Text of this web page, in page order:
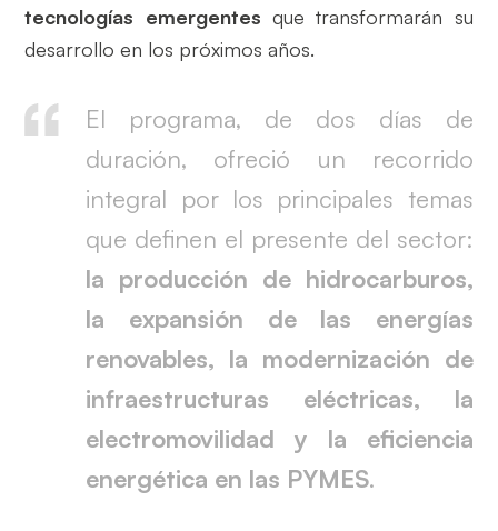
tecnologías emergentes que transformarán su
desarrollo en los próximos años.
El programa, de dos días de
duración, ofreció un recorrido
integral por los principales temas
que definen el presente del sector:
la producción de hidrocarburos,
la expansión de las energías
renovables, la modernización de
infraestructuras eléctricas, la
electromovilidad y la eficiencia
energética en las PYMES.